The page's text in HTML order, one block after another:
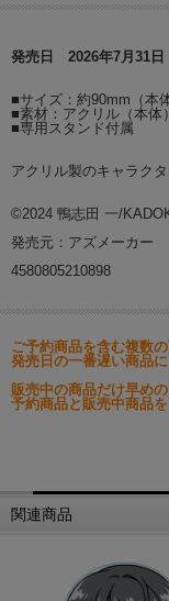
発売日 2026年7月31日
■サイズ：約90mm（本体
■素材：アクリル（本体
■専用スタンド付属
アクリル製のキャラクタ
©2024 鴨志田 一/
発売元：アズメーカー
4580805210898
ご予約商品を含む複数
発売日の一番遅い商品
販売中の商品だけ早め
予約商品と販売中商品
関連商品